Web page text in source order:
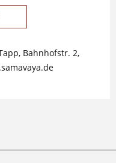
Bahnhofstr. 2,